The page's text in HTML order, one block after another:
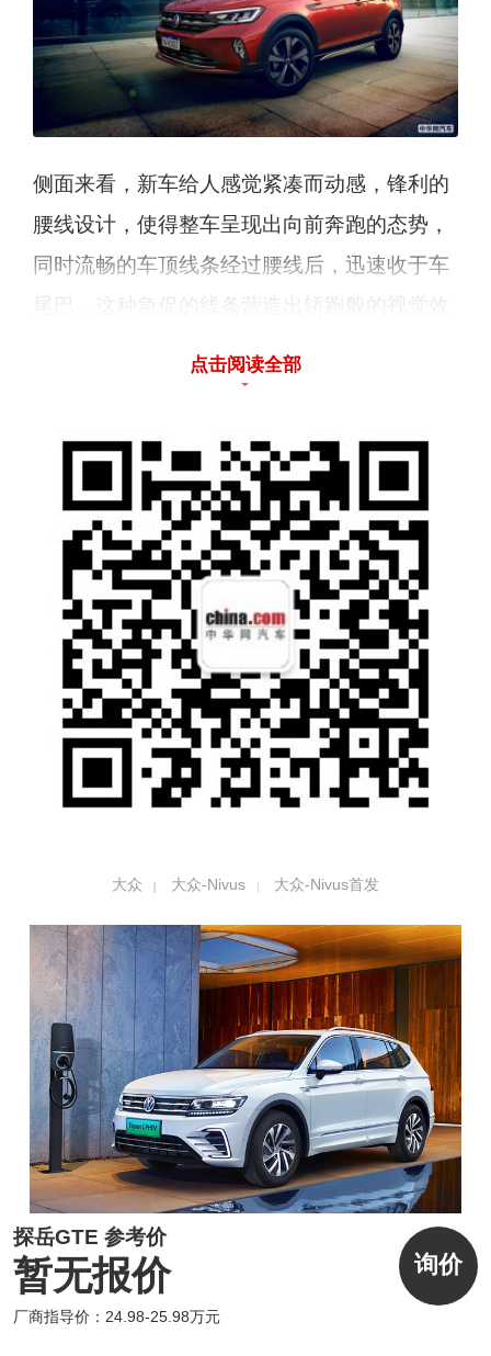
侧面来看，新车给人感觉紧凑而动感，锋利的
腰线设计，使得整车呈现出向前奔跑的态势，
同时流畅的车顶线条经过腰线后，迅速收于车
尾巴，这种急促的线条营造出轿跑般的视觉效
mm，轴距2566mm，定位于一款小型轿跑SU
车尾部分，在黑色装饰板采用内嵌式LED光源
背式设计，但后备厢实用性还是较为可观的，
其拥有415L的容量。
内饰方面，因为新车基于大众MQB平台进行打
点击阅读全部
大众 大众-Nivus 大众-Nivus首发
探岳GTE 参考价
暂无报价
厂商指导价：24.98-25.98万元
询价